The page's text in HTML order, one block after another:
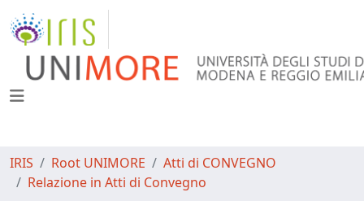
IRIS Root UNIMORE
Atti di CONVEGNO
Relazione in Atti di Convegno